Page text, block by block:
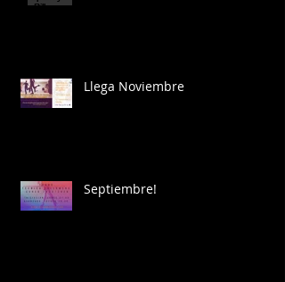
Llega Noviembre
Septiembre!